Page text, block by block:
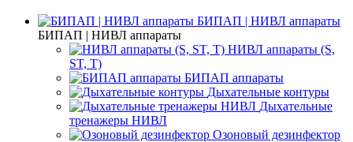
БИПАП | НИВЛ аппараты
БИПАП | НИВЛ аппараты
НИВЛ аппараты (S,
ST, T)
БИПАП аппараты
Дыхательные контуры
Дыхательные
тренажеры НИВЛ
Озоновый дезинфектор